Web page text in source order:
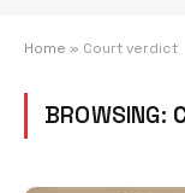
Home » Court verdict
BROWSING: